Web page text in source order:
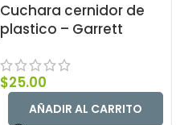
Cuchara cernidor de
plastico – Garrett
$25.00
AÑADIR AL CARRITO